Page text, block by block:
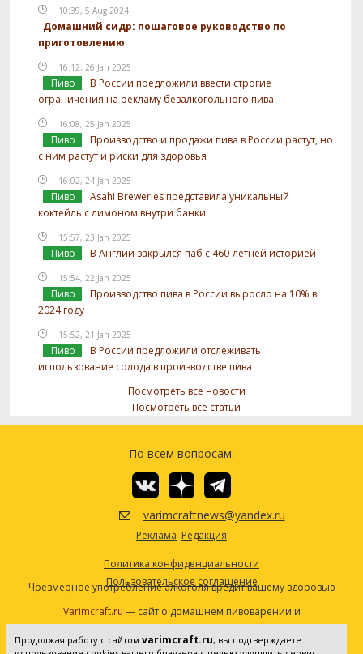
10:39, 5 Aug 2024
Домашний сидр: пошаговое руководство по
приготовлению
16:12, 26 Jan 2025
Пиво
В России предложили ввести строгие
ограничения на рекламу безалкогольного пива
16:08, 25 Jan 2025
Пиво
Производство и продажи пива в России растут, но
с ним растут и риски для здоровья
16:02, 24 Jan 2025
Пиво
Asahi Breweries представила уникальный
коктейль с лимоном внутри банки
15:57, 23 Jan 2025
Пиво В Англии закрылся паб с 460-летней историей
15:54, 22 Jan 2025
Пиво
Производство пива в России выросло на 10% в
2024 году
15:52, 21 Jan 2025
Пиво
В России предложили отслеживать
использование солода в производстве пива
Посмотреть все новости
Посмотреть все статьи
По всем вопросам:
varimcraftnews@yandex.ru
Реклама Редакция
Политика конфиденциальности
Пользовательское соглашение
Чрезмерное употребление алкоголя вредит вашему здоровью
Varimcraft.ru — сайт о домашнем пивоварении и
самогоноварении.
Сетевое издание «Варимкрафт». Зарегистрировано в
Продолжая работу с сайтом varimcraft.ru, вы подтверждаете